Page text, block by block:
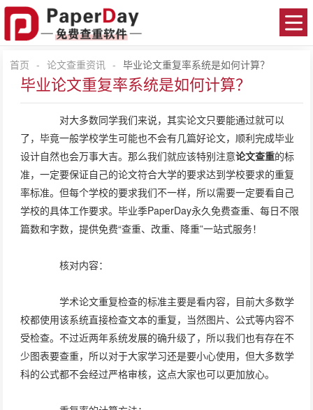
首页 - 论文查重资讯 - 毕业论文重复率系统是如何计算？
毕业论文重复率系统是如何计算？
对大多数同学我们来说，其实论文只要能通过就可以
了，毕竟一般学校学生可能也不会有几篇好论文，顺利完成毕业
设计自然也会万事大吉。那么我们就应该特别注意论文查重的标
准，一定要保证自己的论文符合大学的要求达到学校要求的重复
率标准。但每个学校的要求我们不一样，所以需要一定要看自己
学校的具体工作要求。毕业季PaperDay永久免费查重、每日不限
篇数和字数，提供免费“查重、改重、降重”一站式服务！
核对内容：
学术论文重复检查的标准主要是看内容，目前大多数学
校都使用该系统直接检查文本的重复，当然图片、公式等内容不
受检查。不过近两年系统发展的确升级了，所以我们也有存在不
少图表要查重，所以对于大家学习还是要小心使用，但大多数学
科的公式都不会经过严格审核，这点大家也可以更加放心。